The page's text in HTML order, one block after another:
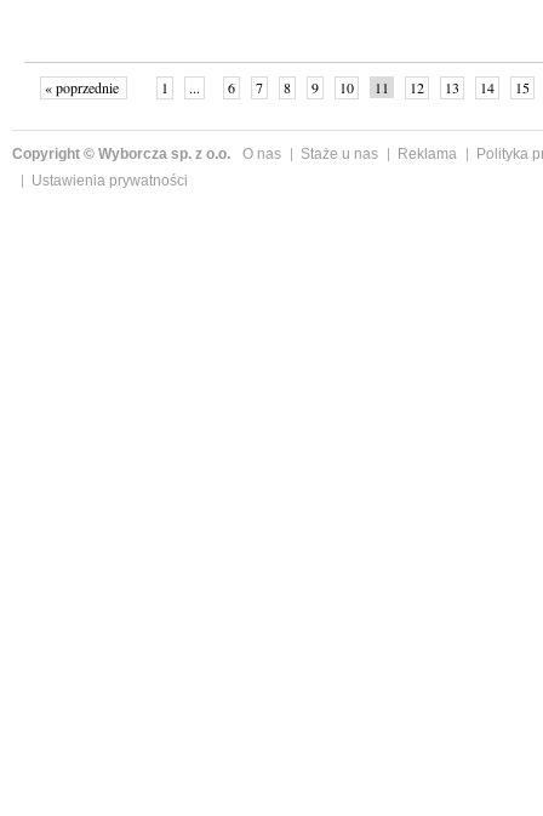
« poprzednie 1 ... 6 7 8 9 10 11 12 13 14 15
Copyright © Wyborcza sp. z o.o. O nas Staże u nas Reklama
Polityka
Ustawienia prywatności